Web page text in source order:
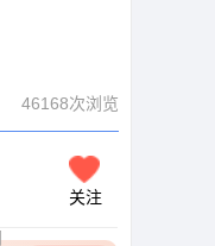
46168次浏览
关注